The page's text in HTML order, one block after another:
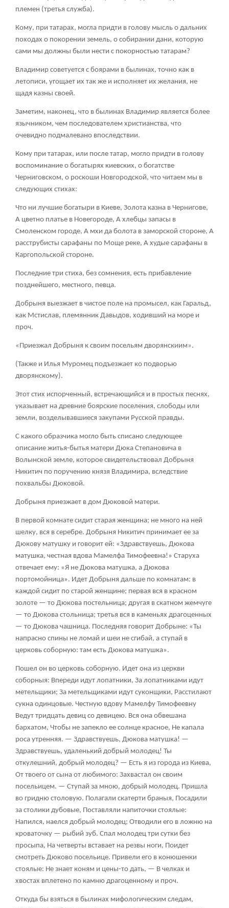
племен (третья служба).
Кому, при татарах, могла придти в голову мысль о дальних
походах о покорении земель, о собирании дани, которую
сами мы должны были нести с покорностью татарам?
Владимир советуется с боярами в былинах, точно как в
летописи, угощает их так же и исполняет их желания, не
щадя казны своей.
Заметим, наконец, что в былинах Владимир является более
язычником, чем последователем христианства, что
очевидно подмалевано впоследствии.
Кому при татарах, или после татар, могло придти в голову
воспоминание о богатырях киевских, о богатстве
Черниговском, о роскоши Новгородской, что читаем мы в
следующих стихах:
Что ни лучшие богатыри в Киеве, Золота казна в Чернигове,
А цветно платье в Новегороде, А хлебцы запасы в
Смоленском городе, А мхи да болота в заморской стороне, А
расструбисты сарафаны по Моще реке, А худые сарафаны в
Каргопольской стороне.
Последние три стиха, без сомнения, есть прибавление
позднейшего, местного, певца.
Добрыня выезжает в чистое поле на промысел, как Гаральд,
как Мстислав, племянник Давыдов, ходивший на море и
проч.
«Приезжал Добрыня к своим посельям дворянскиим».
(Также и Илья Муромец подъезжает ко подворью
дворянскому).
Этот стих испорченный, встречающийся и в простых песнях,
указывает на древние боярские поселения, слободы или
земли, возделывавшиеся закупами Русской правды.
С какого образчика могло быть списано следующее
описание житья-бытья матери Дюка Степановича в
Волынской земле, которое свидетельствовал Добрыня
Никитич по поручению князя Владимира, вследствие
похвальбы Дюковой.
Добрыня приезжает в дом Дюковой матери.
В первой комнате сидит старая женщина; не много на ней
шелку, вся в серебре. Добрыня Никитич принимает ее за
Дюкову матушку и говорит ей: «Здравствуешь, Дюкова
матушка, честная вдова Мамелфа Тимофеевна!» Старуха
отвечает ему: «Я не Дюкова матушка, а Дюкова
портомойница». Идет Добрыня дальше по комнатам: в
каждой сидит по старой женщине; первая вся в красном
золоте — то Дюкова постельница; другая в скатном жемчуге
— то Дюкова стольница; третья вся в каменьях драгоценных
— то Дюкова чашница. Последняя говорит Добрыне: «Ты
напрасно спины не ломай и шеи не сгибай, а ступай в
церковь соборную: там есть Дюкова матушка».
Пошел он во церковь соборную. Идет она из церкви
соборныя: Впереди идут лопатники, За лопатниками идут
метельщики; За метельщиками идут суконщики, Расстилают
сукна одинцовые. Честную вдову Мамелфу Тимофеевну
Ведут тридцать девиц со девицею. Вся она обвешана
бархатом, Чтобы не запекло ее солнце красное, Не капала
роса утренняя. — Здравствуешь, Дюкова матушка! —
Здравствуешь, удаленький добрый молодец! Ты
откулешний, добрый молодец? — Есть я из города из Киева,
От твоего от сына от любимого: Захвастал он своим
посельицем. — Ступай за мною, добрый молодец. Пришла
во гридню столовую. Полагали скатерти браныя, Посадили
за столики дубовые, Поставляли напиточки стоялые:
Напился, наелся добрый молодец; Отводили его в ложню на
кроваточку — рыбий зуб. Спал молодец три сутки без
просыпа, На четверты вставает на резвы ноги, Поидет
смотреть Дюково посельице. Привели его в конюшенки
стоялые: Не знает коням и цены-то дать, — В челках и
хвостах вплетено по камню драгоценному и проч.
Откуда бы взяться в былинах мифологическим следам,